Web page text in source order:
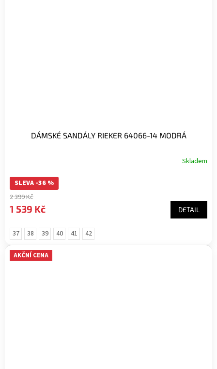
DÁMSKÉ SANDÁLY RIEKER 64066-14 MODRÁ
Skladem
SLEVA -36 %
2 399 Kč
1 539 Kč DETAIL
37 38 39 40 41 42
AKČNÍ CENA